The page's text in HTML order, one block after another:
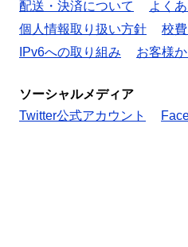
配送・決済について
よく
個人情報取り扱い方針
校
IPv6への取り組み
お客様
ソーシャルメディア
Twitter公式アカウント